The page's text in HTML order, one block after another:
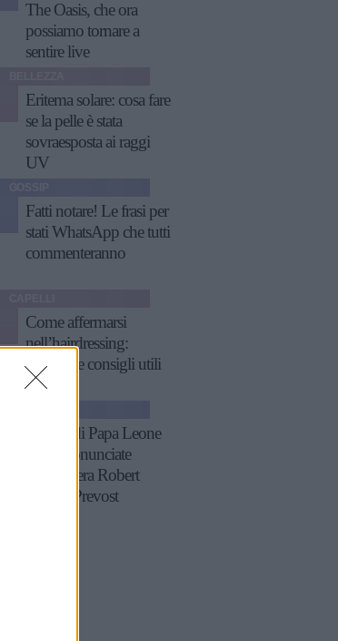
The Oasis, che ora
possiamo tornare a
sentire live
Eritema solare: cosa fare
se la pelle è stata
sovraesposta ai raggi
UV
Fatti notare! Le frasi per
stati WhatsApp che tutti
commenteranno
Come affermarsi
nell’hairdressing:
strategie e consigli utili
11 frasi di Papa Leone
XIV, pronunciate
quando era Robert
Francis Prevost